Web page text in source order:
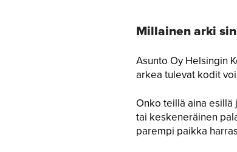
Millainen arki
Asunto Oy Helsingin
arkea tulevat kodit
Onko teillä aina
tai keskeneräinen
parempi paikka